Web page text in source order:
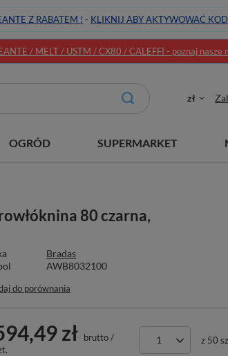
Z RABATEM ! - KLIKNIJ ABY AKTYWOWAĆ
/ MELT / USTM / CX80 / CALEFFI - poznaj nasze
zł
OGRÓD SUPERMARKET
80 czarna,
Bradas
AWB8032100
do porównania
zł brutto/
z 50